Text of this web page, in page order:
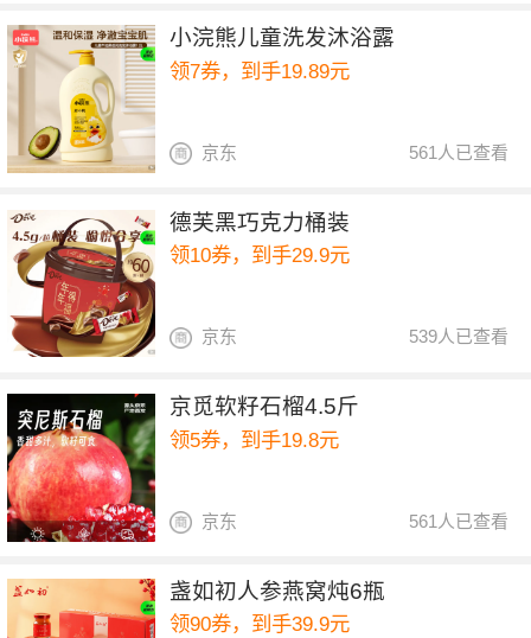
小浣熊儿童洗发沐浴露
领7券，到手19.89元
561人已查看
京东
德芙黑巧克力桶装
领10券，到手29.9元
539人已查看
京东
京觅软籽石榴4.5斤
领5券，到手19.8元
561人已查看
京东
盏如初人参燕窝炖6瓶
领90券，到手39.9元